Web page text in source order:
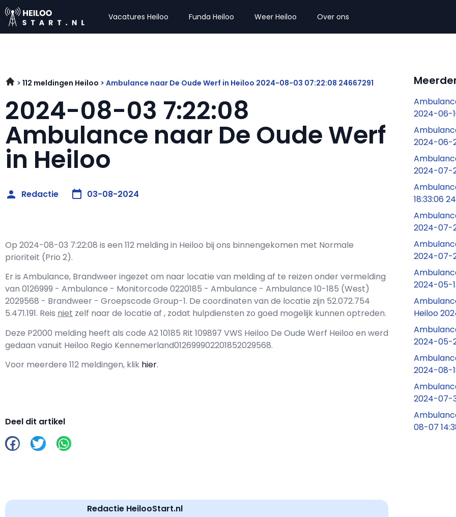
Vacatures Heiloo Funda Heiloo Weer Heiloo Over ons
112 meldingen Heiloo Ambulance naar De Oude Werf in Heiloo 2024-08-03 07:22:08 24667291
2024-08-03 7:22:08
Ambulance naar De Oude Werf
in Heiloo
Redactie 03-08-2024
Op 2024-08-03 7:22:08 is een 112 melding in Heiloo bij ons binnengekomen met Normale
prioriteit (Prio 2).
Er is Ambulance, Brandweer ingezet om naar locatie van melding af te reizen onder vermelding
van 0126999 - Ambulance - Monitorcode 0220185 - Ambulance - Ambulance 10-185 (West)
2029568 - Brandweer - Groepscode Group-1. De coordinaten van de locatie zijn 52.072.754
5.471.191. Reis niet zelf naar de locatie af , zodat hulpdiensten zo goed mogelijk kunnen optreden.
Deze P2000 melding heeft als code A2 10185 Rit 109897 VWS Heiloo De Oude Werf Heiloo en werd
gedaan vanuit Heiloo Regio Kennemerland012699902201852029568.
Voor meerdere 112 meldingen, klik hier.
Deel dit artikel
Redactie HeilooStart.nl
2024-06-
2024-06-
2024-07-
18:33:06
2024-07-
2024-07-
2024-05-
Heiloo
2024-05-
2024-08-
2024-07-
08-07